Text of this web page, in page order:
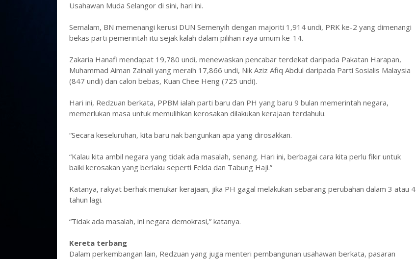
Usahawan Muda Selangor di sini, hari ini.
Semalam, BN memenangi kerusi DUN Semenyih dengan majoriti 1,914 undi, PRK ke-2 yang dimenangi
bekas parti pemerintah itu sejak kalah dalam pilihan raya umum ke-14.
Zakaria Hanafi mendapat 19,780 undi, menewaskan pencabar terdekat daripada Pakatan Harapan,
Muhammad Aiman Zainali yang meraih 17,866 undi, Nik Aziz Afiq Abdul daripada Parti Sosialis Malaysia
(847 undi) dan calon bebas, Kuan Chee Heng (725 undi).
Hari ini, Redzuan berkata, PPBM ialah parti baru dan PH yang baru 9 bulan memerintah negara,
memerlukan masa untuk memulihkan kerosakan dilakukan kerajaan terdahulu.
“Secara keseluruhan, kita baru nak bangunkan apa yang dirosakkan.
“Kalau kita ambil negara yang tidak ada masalah, senang. Hari ini, berbagai cara kita perlu fikir untuk
baiki kerosakan yang berlaku seperti Felda dan Tabung Haji.”
Katanya, rakyat berhak menukar kerajaan, jika PH gagal melakukan sebarang perubahan dalam 3 atau 4
tahun lagi.
“Tidak ada masalah, ini negara demokrasi,” katanya.
Kereta terbang
Dalam perkembangan lain, Redzuan yang juga menteri pembangunan usahawan berkata, pasaran